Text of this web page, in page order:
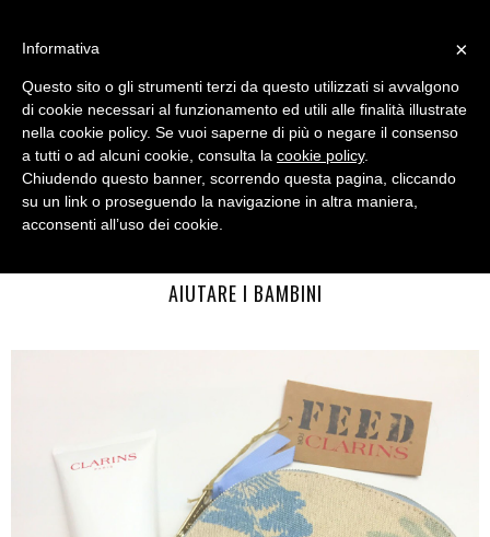
FRIDAY, AUGUST 18, 2017
AIUTARE I BAMBINI
×
Informativa
Questo sito o gli strumenti terzi da questo utilizzati si avvalgono
di cookie necessari al funzionamento ed utili alle finalità illustrate
nella cookie policy. Se vuoi saperne di più o negare il consenso
a tutti o ad alcuni cookie, consulta la cookie policy.
Chiudendo questo banner, scorrendo questa pagina, cliccando
su un link o proseguendo la navigazione in altra maniera,
acconsenti all’uso dei cookie.